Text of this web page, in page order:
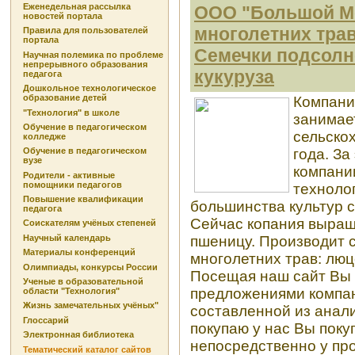
Еженедельная рассылка
новостей портала
Правила для пользователей
портала
Научная полемика по проблеме
непрерывного образования
педагога
Дошкольное технологическое
образование детей
"Технология" в школе
Обучение в педагогическом
колледже
Обучение в педагогическом
вузе
Родители - активные
помощники педагогов
Повышение квалификации
педагога
Соискателям учёных степеней
Научный календарь
Материалы конференций
Олимпиады, конкурсы России
Ученые в образовательной
области "Технология"
Жизнь замечательных учёных"
Глоссарий
Электронная библиотека
Тематический каталог сайтов
ООО "Большой
многолетних
Семечки
кукуруза
года.
большинства культур
Сейчас копания
пшеницу. Производит
многолетних трав:
Посещая наш сайт Вы
предложениями
составленной из
покупаю у нас Вы
непосредственно у